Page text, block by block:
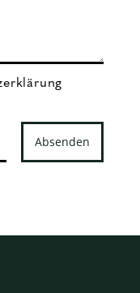
Absenden